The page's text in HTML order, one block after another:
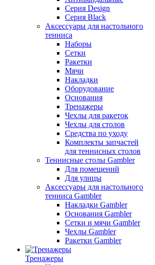
Серия Design
Серия Black
Аксессуары для настольного
тенниса
Наборы
Сетки
Ракетки
Мячи
Накладки
Оборудование
Основания
Тренажеры
Чехлы для ракеток
Чехлы для столов
Средства по уходу
Комплекты запчастей
для теннисных столов
Теннисные столы Gambler
Для помещений
Для улицы
Аксессуары для настольного
тенниса Gambler
Накладки Gambler
Основания Gambler
Сетки и мячи Gambler
Чехлы Gambler
Ракетки Gambler
Тренажеры